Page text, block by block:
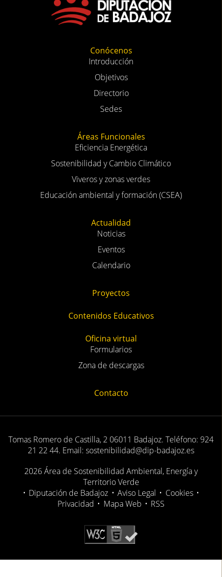
Conócenos
Introducción
Objetivos
Directorio
Sedes
Áreas Funcionales
Eficiencia Energética
Sostenibilidad y Cambio Climático
Viveros y zonas verdes
Educación ambiental y formación (CSEA)
Actualidad
Noticias
Eventos
Calendario
Proyectos
Contenidos Educativos
Oficina virtual
Formularios
Zona de descargas
Contacto
Tomas Romero de Castilla, 2 06011 Badajoz. Teléfono: 924
21 22 44. Email: sostenibilidad@dip-badajoz.es
2026 Área de Sostenibilidad Ambiental, Energía y
Territorio Verde
• Diputación de Badajoz • Aviso Legal • Cookies •
Privacidad • Mapa Web • RSS